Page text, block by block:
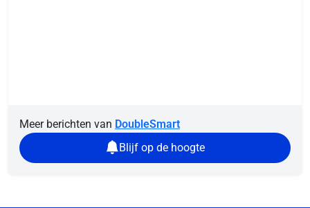
Meer berichten van DoubleSmart
Blijf op de hoogte